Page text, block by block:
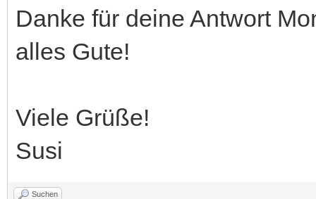
Danke für deine Antwort
alles Gute!
Viele Grüße!
Susi
Suchen